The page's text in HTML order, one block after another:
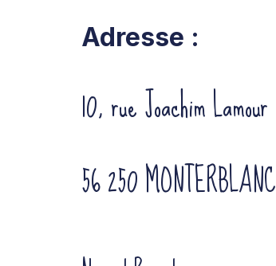
Adresse :
10, rue Joachim Lamour
56 250 MONTERBLANC